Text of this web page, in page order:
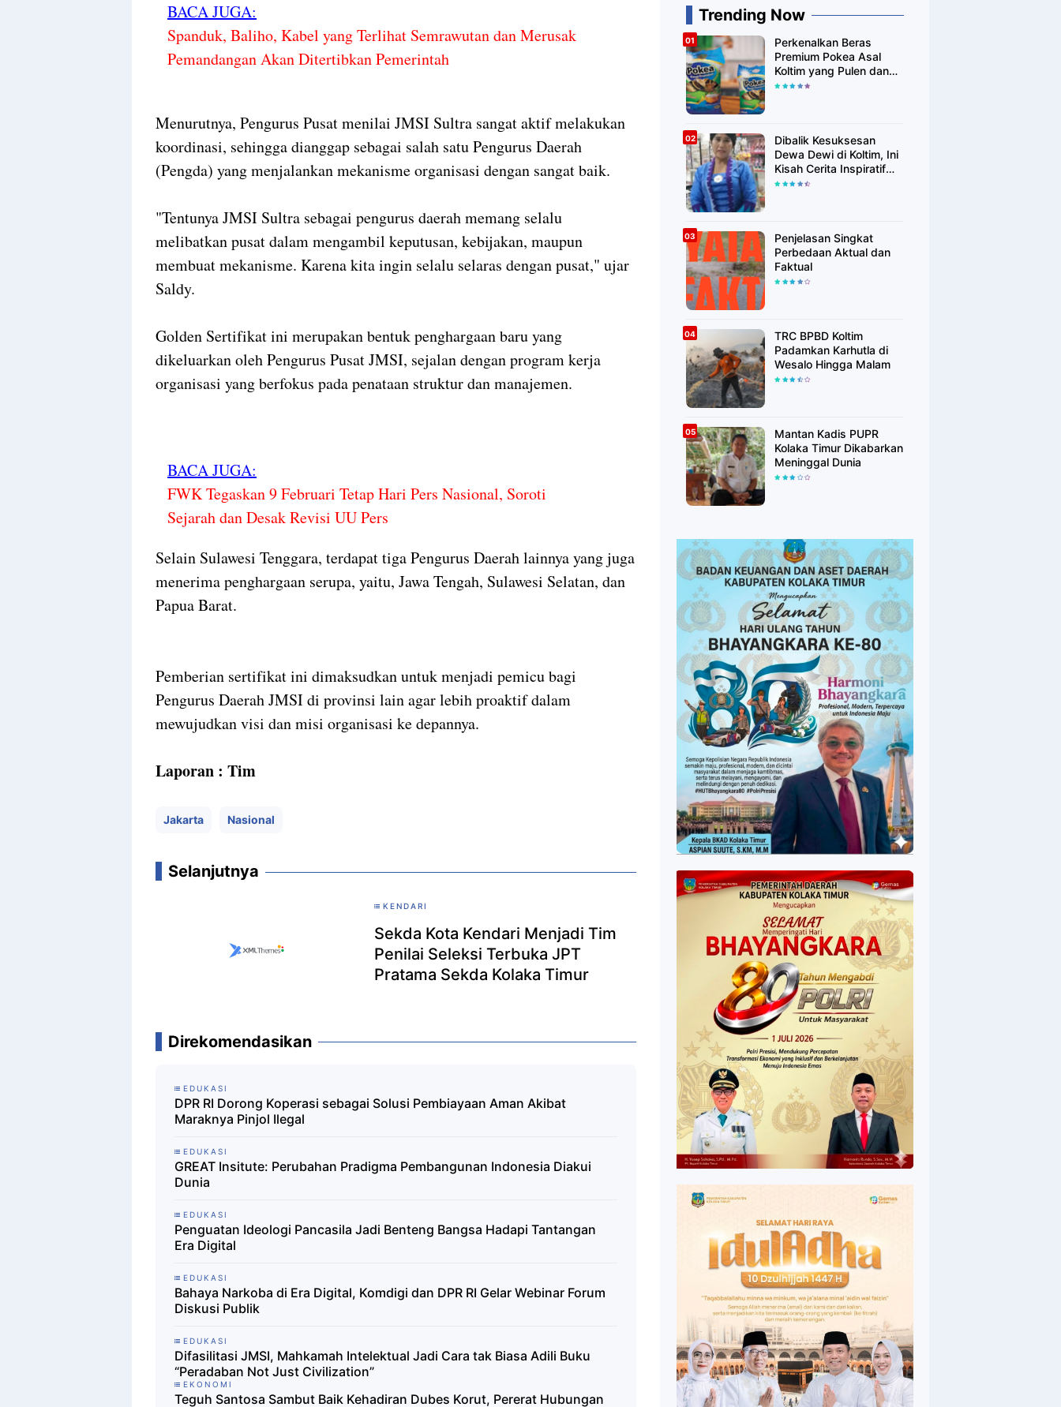
BACA JUGA:
Spanduk, Baliho, Kabel yang Terlihat Semrawutan dan Merusak
Pemandangan Akan Ditertibkan Pemerintah
Menurutnya, Pengurus Pusat menilai JMSI Sultra sangat aktif melakukan
koordinasi, sehingga dianggap sebagai salah satu Pengurus Daerah
(Pengda) yang menjalankan mekanisme organisasi dengan sangat baik.
"Tentunya JMSI Sultra sebagai pengurus daerah memang selalu
melibatkan pusat dalam mengambil keputusan, kebijakan, maupun
membuat mekanisme. Karena kita ingin selalu selaras dengan pusat," ujar
Saldy.
Golden Sertifikat ini merupakan bentuk penghargaan baru yang
dikeluarkan oleh Pengurus Pusat JMSI, sejalan dengan program kerja
organisasi yang berfokus pada penataan struktur dan manajemen.
BACA JUGA:
FWK Tegaskan 9 Februari Tetap Hari Pers Nasional, Soroti
Sejarah dan Desak Revisi UU Pers
Selain Sulawesi Tenggara, terdapat tiga Pengurus Daerah lainnya yang juga
menerima penghargaan serupa, yaitu, Jawa Tengah, Sulawesi Selatan, dan
Papua Barat.
Pemberian sertifikat ini dimaksudkan untuk menjadi pemicu bagi
Pengurus Daerah JMSI di provinsi lain agar lebih proaktif dalam
mewujudkan visi dan misi organisasi ke depannya.
Laporan : Tim
Jakarta Nasional
Selanjutnya
KENDARI
Sekda Kota Kendari Menjadi Tim
Penilai Seleksi Terbuka JPT
Pratama Sekda Kolaka Timur
Direkomendasikan
EDUKASI
DPR RI Dorong Koperasi sebagai Solusi Pembiayaan Aman Akibat
Maraknya Pinjol Ilegal
EDUKASI
GREAT Insitute: Perubahan Pradigma Pembangunan Indonesia Diakui
Dunia
EDUKASI
Penguatan Ideologi Pancasila Jadi Benteng Bangsa Hadapi Tantangan
Era Digital
EDUKASI
Bahaya Narkoba di Era Digital, Komdigi dan DPR RI Gelar Webinar Forum
Diskusi Publik
EDUKASI
Difasilitasi JMSI, Mahkamah Intelektual Jadi Cara tak Biasa Adili Buku
“Peradaban Not Just Civilization”
EKONOMI
Teguh Santosa Sambut Baik Kehadiran Dubes Korut, Pererat Hubungan
Trending Now
Perkenalkan Beras
Premium Pokea Asal
Koltim yang Pulen dan
Putih Alami
Dibalik Kesuksesan
Dewa Dewi di Koltim, Ini
Kisah Cerita Inspiratif
Singkatnya
Penjelasan Singkat
Perbedaan Aktual dan
Faktual
TRC BPBD Koltim
Padamkan Karhutla di
Wesalo Hingga Malam
Mantan Kadis PUPR
Kolaka Timur Dikabarkan
Meninggal Dunia